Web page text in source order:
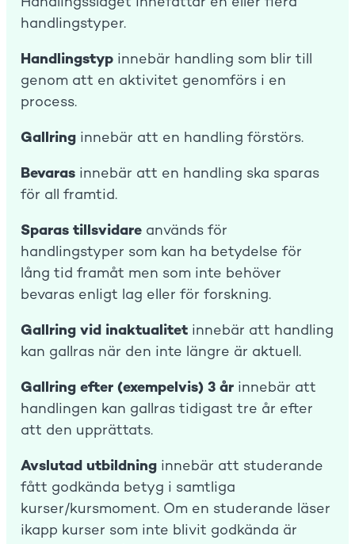
handlingstyper.
Handlingstyp innebär handling som blir till
genom att en aktivitet genomförs i en
process.
Gallring innebär att en handling förstörs.
Bevaras innebär att en handling ska sparas
för all framtid.
Sparas tillsvidare används för
handlingstyper som kan ha betydelse för
lång tid framåt men som inte behöver
bevaras enligt lag eller för forskning.
Gallring vid inaktualitet innebär att handling
kan gallras när den inte längre är aktuell.
Gallring efter (exempelvis) 3 år innebär att
handlingen kan gallras tidigast tre år efter
att den upprättats.
Avslutad utbildning innebär att studerande
fått godkända betyg i samtliga
kurser/kursmoment. Om en studerande läser
ikapp kurser som inte blivit godkända är